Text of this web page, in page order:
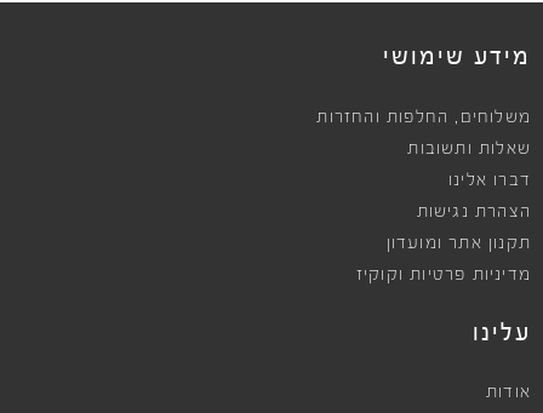
מידע שימושי
משלוחים , החלפות והחזרות
שאלות ותשובות
דברו אלינו
הצהרת נגישות
תקנון אתר ומועדון
מדיניות פרטיות וקוקיז
עלינו
אודות